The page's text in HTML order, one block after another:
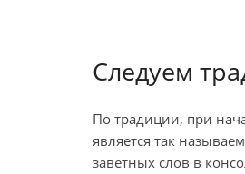
Следуем
По традиции, при
является так
заветных слов в